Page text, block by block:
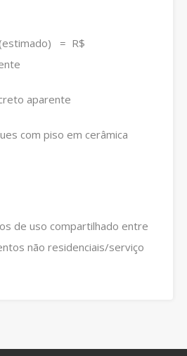
= R$
aparente
com piso em cerâmica
de uso compartilhado entre
não residenciais/serviço